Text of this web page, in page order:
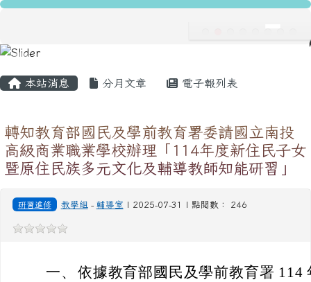
跳至主內容區
龍安國民小學
本站消息 分月文章 電子報列表
轉知教育部國民及學前教育署委請國立南投
高級商業職業學校辦理「114年度新住民子女
暨原住民族多元文化及輔導教師知能研習」
研習進修 教學組 - 輔導室 | 2025-07-31 | 點閱數： 246
一、 依據教育部國民及學前教育署 114